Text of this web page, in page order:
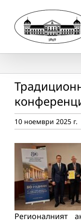
content
10 ноември 2025 г.
Регионалният